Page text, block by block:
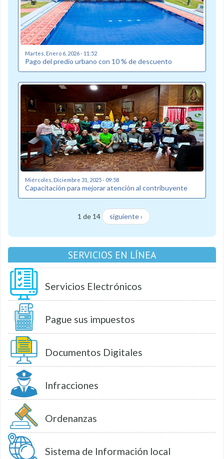
Martes, Enero 6, 2026 - 11:52
Pago del predio urbano con 10 % de descuento
Miércoles, Diciembre 31, 2025 - 09:58
Capacitación para mejorar atención al contribuyente
1 de 14 siguiente ›
SERVICIOS EN LÍNEA
Servicios Electrónicos
Pague sus impuestos
Documentos Digitales
Infracciones
Ordenanzas
Sistema de Información local